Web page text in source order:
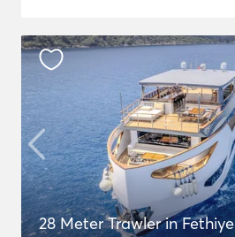
28 Meter Trawler in Fethiye